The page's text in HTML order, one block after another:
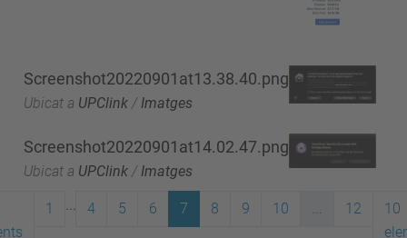
Screenshot20220901at13.38.40.png
Ubicat a UPClink / Imatges
Screenshot20220901at14.02.47.png
Ubicat a UPClink / Imatges
1 ... 4 5 6 7 8 9 10 ... 12
10